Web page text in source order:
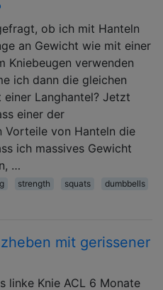
ob ich mit Hanteln
an Gewicht wie mit einer
Kniebeugen verwenden
ich dann die gleichen
Langhantel? Jetzt
einer der
Vorteile von Hanteln die
ich massives Gewicht
…
strength squats
dumbbells
mit gerissener
linke Knie ACL 6 Monate